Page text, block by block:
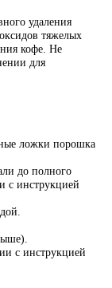
удаления
тяжелых
кофе. Не
для
ложки порошка
до полного
с инструкцией
с инструкцией